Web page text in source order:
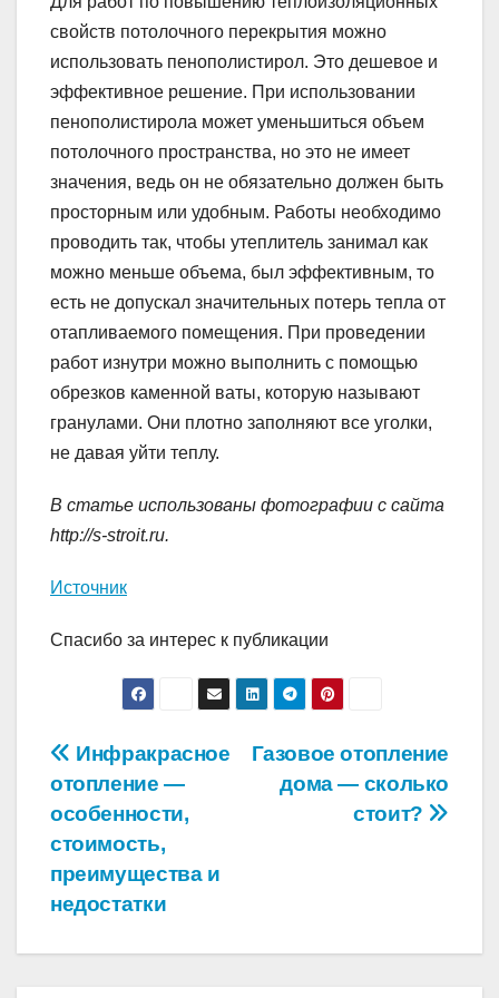
свойств потолочного перекрытия можно
использовать пенополистирол. Это дешевое и
эффективное решение. При использовании
пенополистирола может уменьшиться объем
потолочного пространства, но это не имеет
значения, ведь он не обязательно должен быть
просторным или удобным. Работы необходимо
проводить так, чтобы утеплитель занимал как
можно меньше объема, был эффективным, то
есть не допускал значительных потерь тепла от
отапливаемого помещения. При проведении
работ изнутри можно выполнить с помощью
обрезков каменной ваты, которую называют
гранулами. Они плотно заполняют все уголки,
не давая уйти теплу.
В статье использованы фотографии с сайта
http://s-stroit.ru.
Источник
Спасибо за интерес к публикации
Навигация
по
записям
Газовое отопление
дома — сколько
стоит?
Инфракрасное
отопление —
особенности,
стоимость,
преимущества и
недостатки